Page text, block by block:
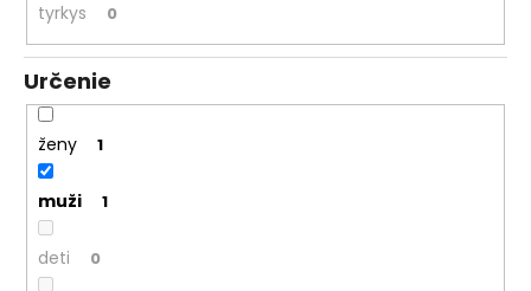
tyrkys 0
Určenie
ženy 1
muži 1
deti 0